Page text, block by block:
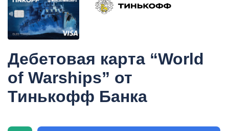
Дебетовая карта “World
of Warships” от
Тинькофф Банка